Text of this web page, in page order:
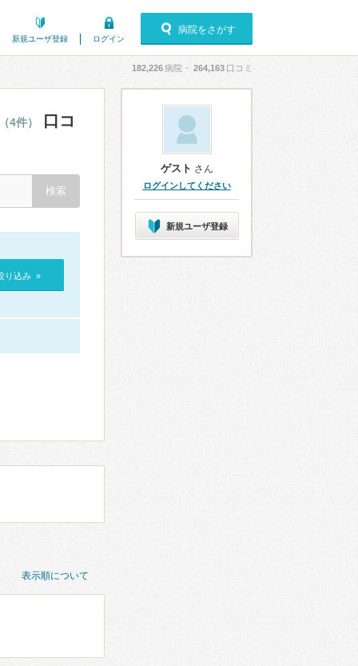
新規ユーザ登録 ログイン
病院をさがす
182,226病院・ 264,163 口コミ
4件） 口コ
り込み »
表示順について
ゲスト さん
ログインしてください
新規ユーザ登録